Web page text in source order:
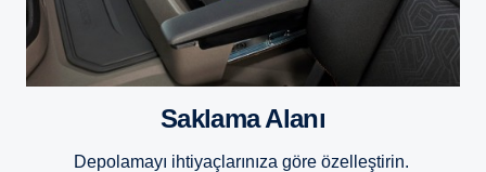
Saklama Alanı
Depolamayı ihtiyaçlarınıza göre özelleştirin.